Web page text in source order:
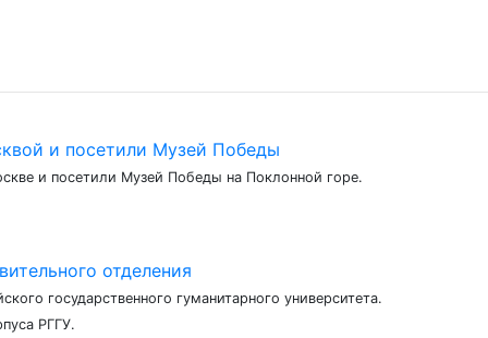
и посетили Музей Победы
и посетили Музей Победы на Поклонной горе.
отделения
государственного гуманитарного университета.
РГГУ.